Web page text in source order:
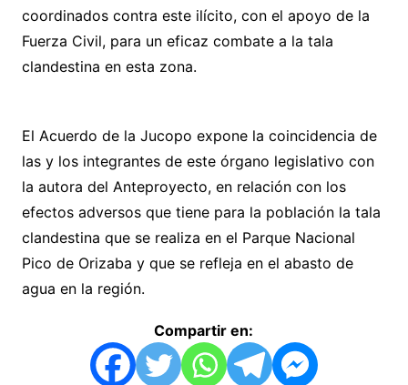
coordinados contra este ilícito, con el apoyo de la
Fuerza Civil, para un eficaz combate a la tala
clandestina en esta zona.
El Acuerdo de la Jucopo expone la coincidencia de
las y los integrantes de este órgano legislativo con
la autora del Anteproyecto, en relación con los
efectos adversos que tiene para la población la tala
clandestina que se realiza en el Parque Nacional
Pico de Orizaba y que se refleja en el abasto de
agua en la región.
Compartir en: